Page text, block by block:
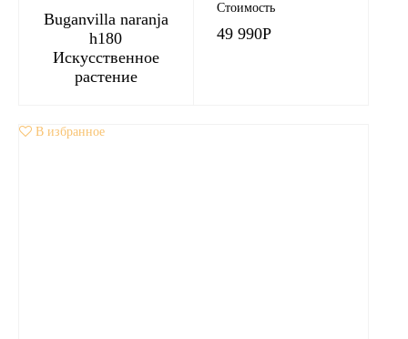
Buganvilla naranja
h180
Искусственное
растение
Стоимость
49 990Р
В избранное